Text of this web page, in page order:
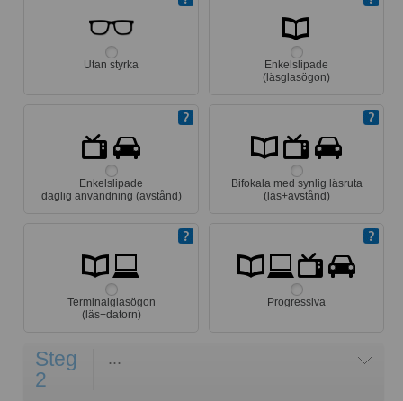
Utan styrka
Enkelslipade
(läsglasögon)
Enkelslipade
daglig användning (avstånd)
Bifokala med synlig läsruta
(läs+avstånd)
Terminalglasögon
(läs+datorn)
Progressiva
Steg
2
...